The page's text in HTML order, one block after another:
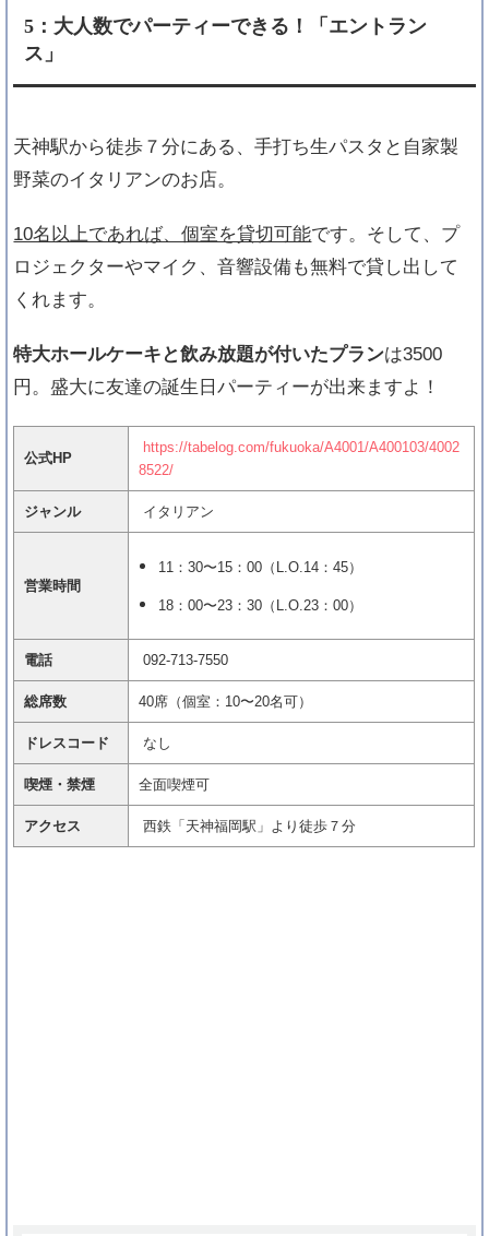
5：大人数でパーティーできる！「エントラン
ス」
天神駅から徒歩７分にある、手打ち生パスタと自家製
野菜のイタリアンのお店。
10名以上であれば、個室を貸切可能です。そして、プ
ロジェクターやマイク、音響設備も無料で貸し出して
くれます。
特大ホールケーキと飲み放題が付いたプランは3500
円。盛大に友達の誕生日パーティーが出来ますよ！
公式HP
https://tabelog.com/fukuoka/A4001/A400103/4002
8522/
ジャンル イタリアン
営業時間
11：30〜15：00（L.O.14：45）
18：00〜23：30（L.O.23：00）
電話 092-713-7550
総席数 40席（個室：10〜20名可）
ドレスコード なし
喫煙・禁煙 全面喫煙可
アクセス 西鉄「天神福岡駅」より徒歩７分